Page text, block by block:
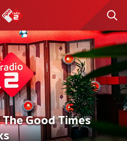
Good Times